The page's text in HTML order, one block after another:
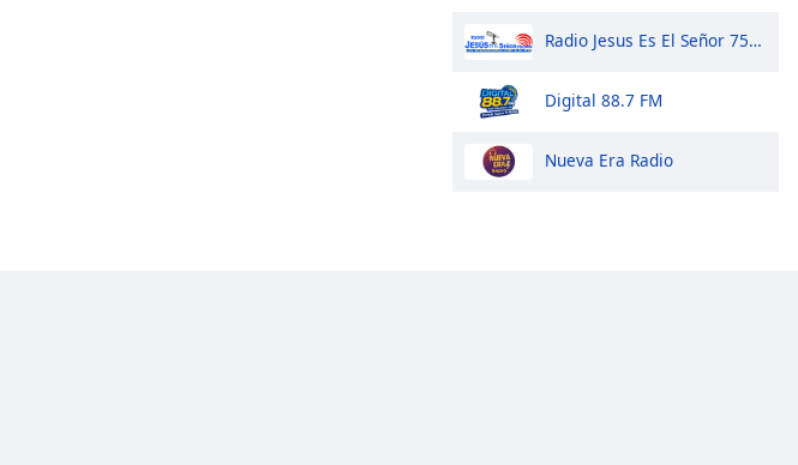
Radio Jesus Es El Señor 750 Am
Digital 88.7 FM
Nueva Era Radio